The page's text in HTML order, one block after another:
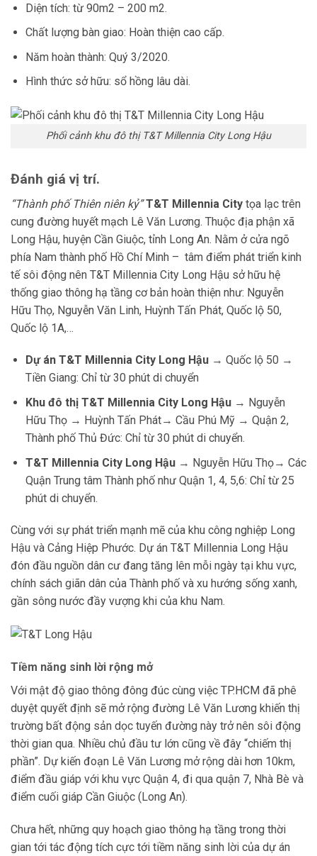
Diện tích: từ 90m2 – 200 m2.
Chất lượng bàn giao: Hoàn thiện cao cấp.
Năm hoàn thành: Quý 3/2020.
Hình thức sở hữu: sổ hồng lâu dài.
Phối cảnh khu đô thị T&T Millennia City Long Hậu
Đánh giá vị trí.
“Thành phố Thiên niên kỷ” T&T Millennia City tọa lạc trên
cung đường huyết mạch Lê Văn Lương. Thuộc địa phận xã
Long Hậu, huyện Cần Giuộc, tỉnh Long An. Nằm ở cửa ngõ
phía Nam thành phố Hồ Chí Minh – tâm điểm phát triển kinh
tế sôi động nên T&T Millennia City Long Hậu sở hữu hệ
thống giao thông hạ tầng cơ bản hoàn thiện như: Nguyễn
Hữu Thọ, Nguyễn Văn Linh, Huỳnh Tấn Phát, Quốc lộ 50,
Quốc lộ 1A,…
Dự án T&T Millennia City Long Hậu→ Quốc lộ 50 →
Tiền Giang: Chỉ từ 30 phút di chuyển
Khu đô thị T&T Millennia City Long Hậu→ Nguyễn
Hữu Thọ → Huỳnh Tấn Phát→ Cầu Phú Mỹ → Quận 2,
Thành phố Thủ Đức: Chỉ từ 30 phút di chuyển.
T&T Millennia City Long Hậu→ Nguyễn Hữu Thọ→ Các
Quận Trung tâm Thành phố như Quận 1, 4, 5,6: Chỉ từ 25
phút di chuyển.
Cùng với sự phát triển mạnh mẽ của khu công nghiệp Long
Hậu và Cảng Hiệp Phước. Dự án T&T Millennia Long Hậu
đón đầu nguồn dân cư đang tăng lên mỗi ngày tại khu vực,
chính sách giãn dân của Thành phố và xu hướng sống xanh,
gần sông nước đầy vượng khi của khu Nam.
Tiềm năng sinh lời rộng mở
Với mật độ giao thông đông đúc cùng việc TP.HCM đã phê
duyệt quyết định sẽ mở rộng đường Lê Văn Lương khiến thị
trường bất động sản dọc tuyến đường này trở nên sôi động
thời gian qua. Nhiều chủ đầu tư lớn cũng về đây “chiếm thị
phần”. Dự kiến đoạn Lê Văn Lương mở rộng dài hơn 10km,
điểm đầu giáp với khu vực Quận 4, đi qua quận 7, Nhà Bè và
điểm cuối giáp Cần Giuộc (Long An).
Chưa hết, những quy hoạch giao thông hạ tầng trong thời
gian tới tác động tích cực tới tiềm năng sinh lời của dự án